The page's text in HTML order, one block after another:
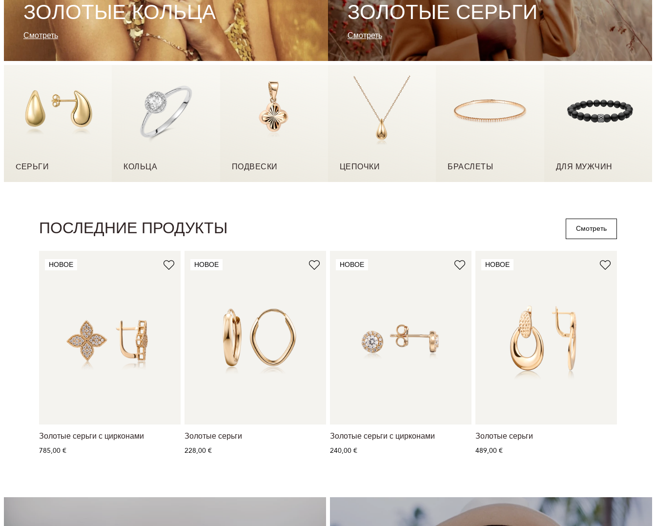
ЗОЛОТЫЕ КОЛЬЦА
Смотреть
ЗОЛОТЫЕ СЕРЬГИ
Смотреть
CЕРЬГИ КОЛЬЦА ПОДВЕСКИ ЦЕПОЧКИ БРАСЛЕТЫ ДЛЯ МУЖЧИН
ПОСЛЕДНИЕ ПРОДУКТЫ Смотреть
НОВОЕ
Золотые серьги с цирконами
785,00 €
НОВОЕ
Золотые серьги
228,00 €
НОВОЕ
Золотые серьги с цирконами
240,00 €
НОВОЕ
Золотые серьги
489,00 €